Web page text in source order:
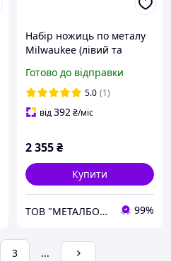
Набір ножиць по металу
Milwaukee (лівий та
Готово до відправки
5.0 (1)
від392₴/міс
2 355₴
Купити
ТОВ "МЕТАЛБОКС" 99%
3 ...